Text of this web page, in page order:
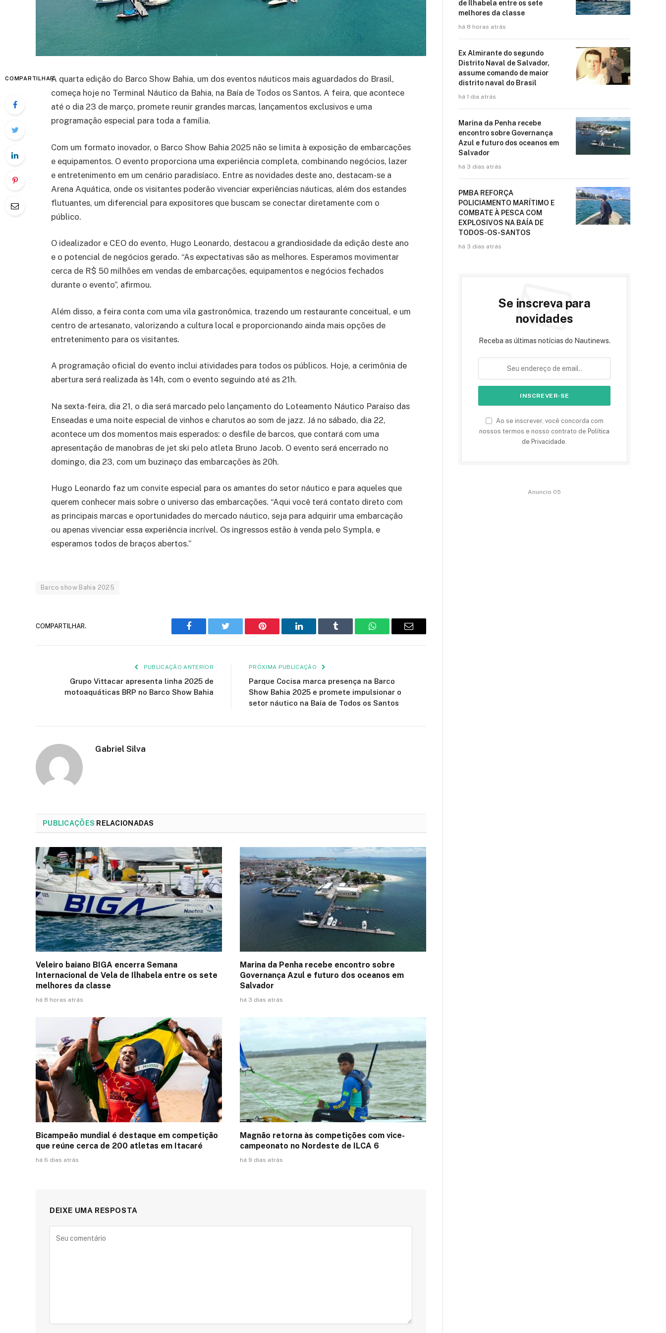
COMPARTILHARA quarta edição do Barco Show Bahia, um dos eventos náuticos mais aguardados do Brasil,
começa hoje no Terminal Náutico da Bahia, na Baía de Todos os Santos. A feira, que acontece
até o dia 23 de março, promete reunir grandes marcas, lançamentos exclusivos e uma
programação especial para toda a família.
Com um formato inovador, o Barco Show Bahia 2025 não se limita à exposição de embarcações
e equipamentos. O evento proporciona uma experiência completa, combinando negócios, lazer
e entretenimento em um cenário paradisíaco. Entre as novidades deste ano, destacam-se a
Arena Aquática, onde os visitantes poderão vivenciar experiências náuticas, além dos estandes
flutuantes, um diferencial para expositores que buscam se conectar diretamente com o
público.
O idealizador e CEO do evento, Hugo Leonardo, destacou a grandiosidade da edição deste ano
e o potencial de negócios gerado. “As expectativas são as melhores. Esperamos movimentar
cerca de R$ 50 milhões em vendas de embarcações, equipamentos e negócios fechados
durante o evento”, afirmou.
Além disso, a feira conta com uma vila gastronômica, trazendo um restaurante conceitual, e um
centro de artesanato, valorizando a cultura local e proporcionando ainda mais opções de
entretenimento para os visitantes.
A programação oficial do evento inclui atividades para todos os públicos. Hoje, a cerimônia de
abertura será realizada às 14h, com o evento seguindo até as 21h.
Na sexta-feira, dia 21, o dia será marcado pelo lançamento do Loteamento Náutico Paraíso das
Enseadas e uma noite especial de vinhos e charutos ao som de jazz. Já no sábado, dia 22,
acontece um dos momentos mais esperados: o desfile de barcos, que contará com uma
apresentação de manobras de jet ski pelo atleta Bruno Jacob. O evento será encerrado no
domingo, dia 23, com um buzinaço das embarcações às 20h.
Hugo Leonardo faz um convite especial para os amantes do setor náutico e para aqueles que
querem conhecer mais sobre o universo das embarcações. “Aqui você terá contato direto com
as principais marcas e oportunidades do mercado náutico, seja para adquirir uma embarcação
ou apenas vivenciar essa experiência incrível. Os ingressos estão à venda pelo Sympla, e
esperamos todos de braços abertos.”
Barco show Bahia 2025
COMPARTILHAR.
Facebook Twitter Pinterest LinkedIn Tumblr WhatsAppE-
PUBLICAÇÃO ANTERIOR
Grupo Vittacar apresenta linha 2025 de
motoaquáticas BRP no Barco Show Bahia
PRÓXIMA PUBLICAÇÃO
Parque Cocisa marca presença na Barco
Show Bahia 2025 e promete impulsionar o
setor náutico na Baía de Todos os Santos
Gabriel Silva
PUBLICAÇÕES RELACIONADAS
Veleiro baiano BIGA encerra Semana
Internacional de Vela de Ilhabela entre os sete
melhores da classe
há 8 horas atrás
Marina da Penha recebe encontro sobre
Governança Azul e futuro dos oceanos em
Salvador
há 3 dias atrás
Bicampeão mundial é destaque em competição
que reúne cerca de 200 atletas em Itacaré
há 6 dias atrás
Magnão retorna às competições com vice-
campeonato no Nordeste de ILCA 6
há 9 dias atrás
DEIXE UMA RESPOSTA
de Ilhabela entre os sete
melhores da classe
há 8 horas atrás
Ex Almirante do segundo
Distrito Naval de Salvador,
assume comando de maior
distrito naval do Brasil
há 1 dia atrás
Marina da Penha recebe
encontro sobre Governança
Azul e futuro dos oceanos em
Salvador
há 3 dias atrás
PMBA REFORÇA
POLICIAMENTO MARÍTIMO E
COMBATE À PESCA COM
EXPLOSIVOS NA BAÍA DE
TODOS-OS-SANTOS
há 3 dias atrás
Se inscreva para
novidades
Receba as últimas notícias do Nautinews.
Ao se inscrever, você concorda com
nossos termos e nosso contrato de Política
de Privacidade
Anuncio 05